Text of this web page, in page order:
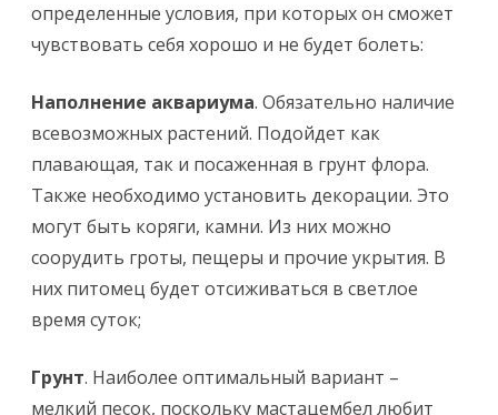
определенные условия, при которых он сможет
чувствовать себя хорошо и не будет болеть:
Наполнение аквариума. Обязательно наличие
всевозможных растений. Подойдет как
плавающая, так и посаженная в грунт флора.
Также необходимо установить декорации. Это
могут быть коряги, камни. Из них можно
соорудить гроты, пещеры и прочие укрытия. В
них питомец будет отсиживаться в светлое
время суток;
Грунт. Наиболее оптимальный вариант –
мелкий песок, поскольку мастацембел любит